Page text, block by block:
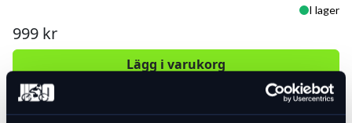
I lager
999 kr
Lägg i varukorg